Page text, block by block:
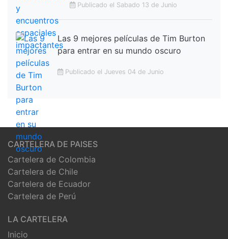
Publicado el Sabado 13 de Junio
Las 9 mejores películas de Tim Burton
para entrar en su mundo oscuro
Publicado el Jueves 04 de Junio
CARTELERA DE PAISES
Cartelera de Colombia
Cartelera de Chile
Cartelera de Ecuador
Cartelera de Perú
LA CARTELERA
Inicio